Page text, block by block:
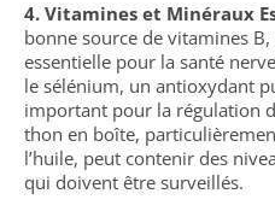
4. Vitamines et Minéraux
bonne source de vitamines
essentielle pour la santé
le sélénium, un antioxydant
important pour la régulation
thon en boîte,
l’huile, peut contenir des
qui doivent être surveillés.